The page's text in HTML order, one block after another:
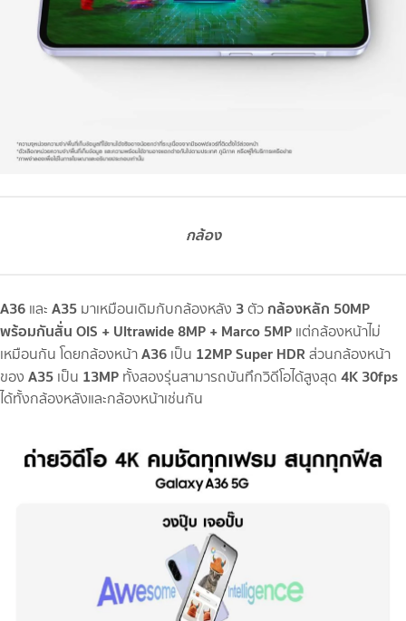
กล้อง
A36 และ A35 มาเหมือนเดิมกับกล้องหลัง 3ตัวกล้องหลัก 50MP
พร้อมกันสั่น OIS + Ultrawide 8MP + Marco 5MP แต่กล้องหน้าไม่
เหมือนกัน โดยกล้องหน้าA36 เป็น 12MP Super HDR ส่วนกล้องหน้า
ของ A35 เป็น 13MP ทั้งสองรุ่นสามารถบันทึกวิดีโอได้สูงสุด 4K 30fps
ได้ทั้งกล้องหลังและกล้องหน้าเช่นกัน